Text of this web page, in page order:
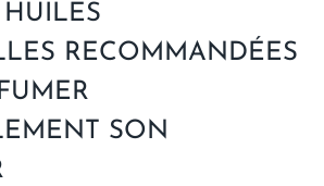
RECOMMANDÉES
SON